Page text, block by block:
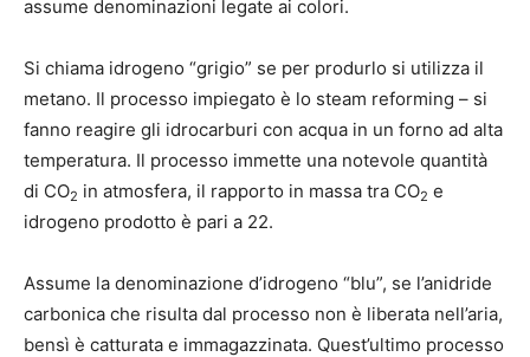
assume denominazioni legate ai colori.
Si chiama idrogeno “grigio” se per produrlo si utilizza il
metano. Il processo impiegato è lo steam reforming – si
fanno reagire gli idrocarburi con acqua in un forno ad alta
temperatura. Il processo immette una notevole quantità
di CO2 in atmosfera, il rapporto in massa tra CO2 e
idrogeno prodotto è pari a 22.
Assume la denominazione d’idrogeno “blu”, se l’anidride
carbonica che risulta dal processo non è liberata nell’aria,
bensì è catturata e immagazzinata. Quest’ultimo processo